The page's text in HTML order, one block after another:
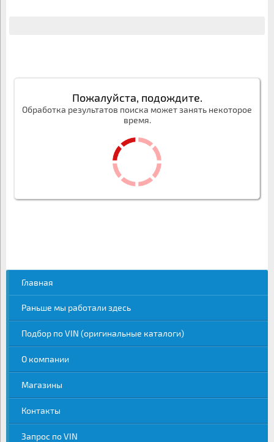
Пожалуйста, подождите.
Обработка результатов поиска может занять некоторое
время.
Главная
Раньше мы работали здесь
Подбор по VIN (оригинальные каталоги)
О компании
Магазины
Контакты
Запрос по VIN